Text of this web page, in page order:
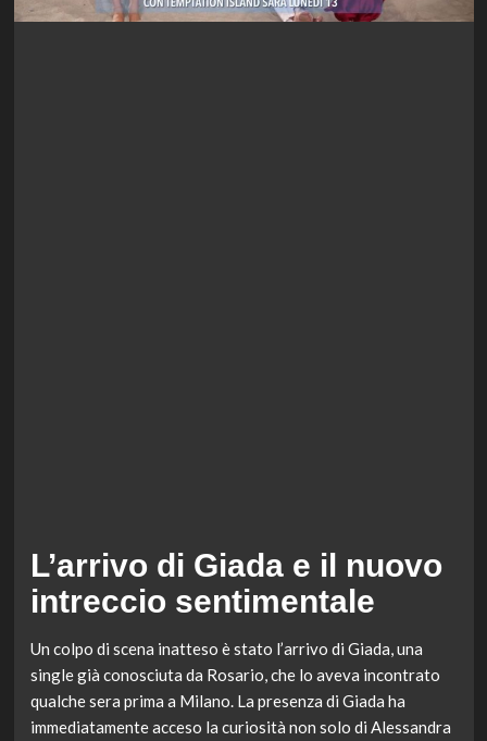
L’arrivo di Giada e il nuovo
intreccio sentimentale
Un colpo di scena inatteso è stato l’arrivo di Giada, una
single già conosciuta da Rosario, che lo aveva incontrato
qualche sera prima a Milano. La presenza di Giada ha
immediatamente acceso la curiosità non solo di Alessandra